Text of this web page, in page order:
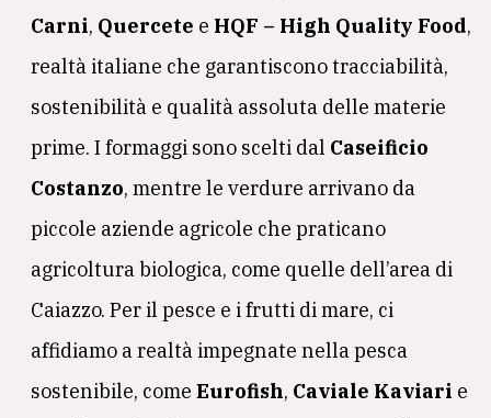
Carni, Quercete e HQF – High Quality Food,
realtà italiane che garantiscono tracciabilità,
sostenibilità e qualità assoluta delle materie
prime. I formaggi sono scelti dal Caseificio
Costanzo, mentre le verdure arrivano da
piccole aziende agricole che praticano
agricoltura biologica, come quelle dell’area di
Caiazzo. Per il pesce e i frutti di mare, ci
affidiamo a realtà impegnate nella pesca
sostenibile, come Eurofish, Caviale Kaviari e